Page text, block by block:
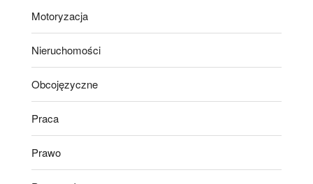
Motoryzacja
Nieruchomości
Obcojęzyczne
Praca
Prawo